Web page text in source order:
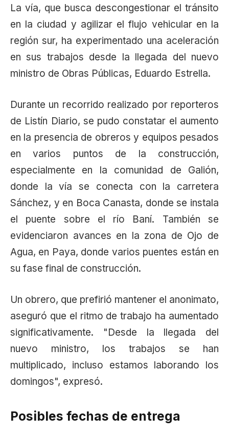
La vía, que busca descongestionar el tránsito
en la ciudad y agilizar el flujo vehicular en la
región sur, ha experimentado una aceleración
en sus trabajos desde la llegada del nuevo
ministro de Obras Públicas, Eduardo Estrella.
Durante un recorrido realizado por reporteros
de Listín Diario, se pudo constatar el aumento
en la presencia de obreros y equipos pesados
en varios puntos de la construcción,
especialmente en la comunidad de Galión,
donde la vía se conecta con la carretera
Sánchez, y en Boca Canasta, donde se instala
el puente sobre el río Baní. También se
evidenciaron avances en la zona de Ojo de
Agua, en Paya, donde varios puentes están en
su fase final de construcción.
Un obrero, que prefirió mantener el anonimato,
aseguró que el ritmo de trabajo ha aumentado
significativamente. "Desde la llegada del
nuevo ministro, los trabajos se han
multiplicado, incluso estamos laborando los
domingos", expresó.
Posibles fechas de entrega